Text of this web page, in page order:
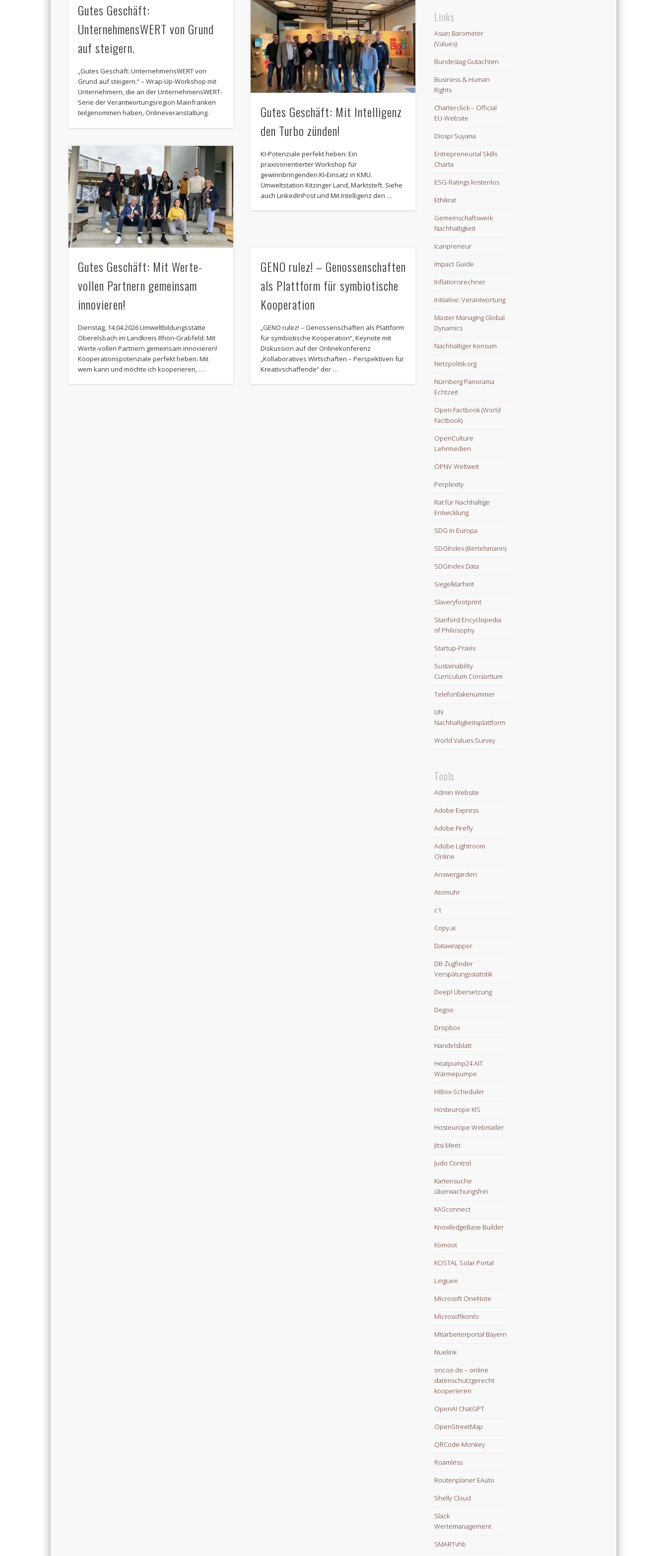
Gutes Geschäft:
UnternehmensWERT von Grund
auf steigern.
„Gutes Geschäft: UnternehmensWERT von
Grund auf steigern.“ – Wrap-Up-Workshop mit
Unternehmern, die an der UnternehmensWERT-
Serie der Verantwortungsregion Mainfranken
teilgenommen haben, Onlineveranstaltung.
Gutes Geschäft: Mit Intelligenz
den Turbo zünden!
KI-Potenziale perfekt heben: Ein
praxisorientierter Workshop für
gewinnbringenden KI-Einsatz in KMU.
Umweltstation Kitzinger Land, Marktsteft. Siehe
auch LinkedInPost und Mit Intelligenz den …
Gutes Geschäft: Mit Werte-
vollen Partnern gemeinsam
innovieren!
Dienstag, 14.04.2026 Umweltbildungsstätte
Oberelsbach im Landkreis Rhön-Grabfeld: Mit
Werte-vollen Partnern gemeinsam innovieren!
Kooperationspotenziale perfekt heben: Mit
wem kann und möchte ich kooperieren, …
GENO rulez! – Genossenschaften
als Plattform für symbiotische
Kooperation
„GENO rulez! – Genossenschaften als Plattform
für symbiotische Kooperation“, Keynote mit
Diskussion auf der Onlinekonferenz
„Kollaboratives Wirtschaften – Perspektiven für
Kreativschaffende“ der …
Links
Asian Barometer
(Values)
Bundestag Gutachten
Business & Human
Rights
Charterclick – Official
EU-Website
Diospi Suyana
Entrepreneurial Skills
Charta
ESG-Ratings kostenlos
Ethikrat
Gemeinschaftswerk
Nachhaltigkeit
Icanpreneur
Impact Guide
Inflationsrechner
Initiative: Verantwortung
Master Managing Global
Dynamics
Nachhaltiger Konsum
Netzpolitik.org
Nürnberg Panorama
Echtzeit
Open Factbook (World
Factbook)
OpenCulture
Lehrmedien
ÖPNV Weltweit
Perplexity
Rat für Nachhaltige
Entwicklung
SDG in Europa
SDGIndex (Bertelsmann)
SDGIndex Data
Siegelklarheit
Slaveryfootprint
Stanford Encyclopedia
of Philosophy
Startup-Praxis
Sustainability
Curriculum Consortium
Telefonfakenummer
UN
Nachhaltigkeitsplattform
World Values Survey
Tools
Admin Website
Adobe Express
Adobe Firefly
Adobe Lightroom
Online
Answergarden
Atomuhr
c´t
Copy.ai
Datawrapper
DB Zugfinder
Verspätungsstatistik
Deepl Übersetzung
Degoo
Dropbox
Handelsblatt
Heatpump24 AIT
Wärmepumpe
HiBox-Scheduler
Hosteurope KIS
Hosteurope Webmailer
Jitsi Meet
Judo Control
Kartensuche
überwachungsfrei
KASconnect
KnowledgeBase Builder
Komoot
KOSTAL Solar Portal
Linguee
Microsoft OneNote
Microsoftkonto
Mitarbeiterportal Bayern
Nuelink
oncoo.de – online
datenschutzgerecht
kooperieren
OpenAI ChatGPT
OpenStreetMap
QRCode-Monkey
Roamless
Routenplaner EAuto
Shelly Cloud
Slack
Wertemanagement
SMARTvhb